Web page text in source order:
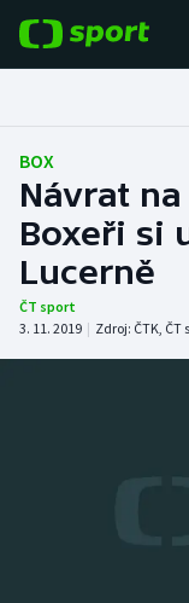
Fotbal
Hokej
Tenis
Atletika
BOX
Návrat
Boxeři si
Lucerně
ČT sport
3. 11. 2019 | Zdroj: ČTK, ČT